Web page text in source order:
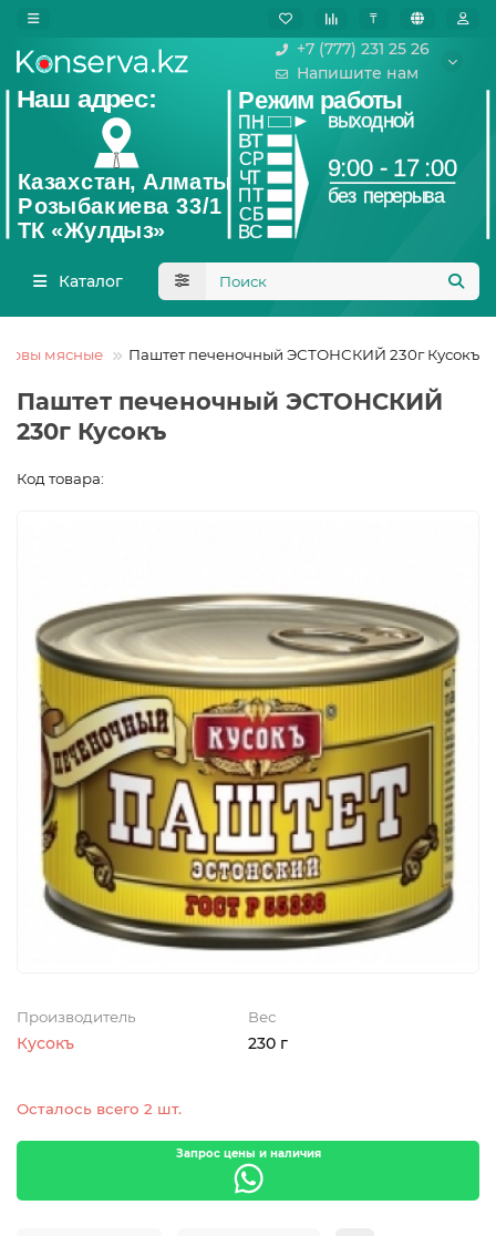
₸
+7 (777) 231 25 26
Напишите нам
Каталог
мясные Паштет печеночный ЭСТОНСКИЙ 230г Кусокъ
Паштет печеночный ЭСТОНСКИЙ
230г Кусокъ
Код товара:
Производитель
Кусокъ
Вес
230 г
Осталось всего 2 шт.
Запрос цены и наличия